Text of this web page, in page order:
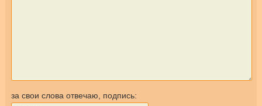
за свои слова отвечаю, подпись: